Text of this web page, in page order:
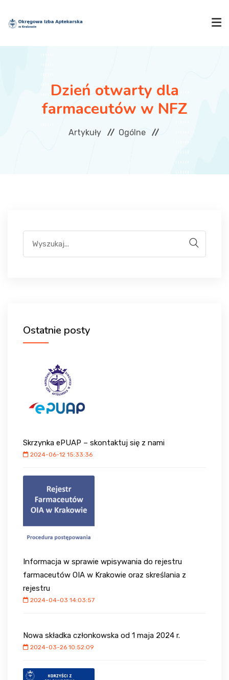
AKTUALNOŚCI
WYDARZENIA
Dzień otwarty dla
farmaceutów w NFZ
Artykuły Ogólne
Ostatnie posty
Skrzynka ePUAP – skontaktuj się z nami
2024-06-12 15:33:36
Informacja w sprawie wpisywania do rejestru
farmaceutów OIA w Krakowie oraz skreślania z
rejestru
2024-04-03 14:03:57
Nowa składka członkowska od 1 maja 2024 r.
2024-03-26 10:52:09